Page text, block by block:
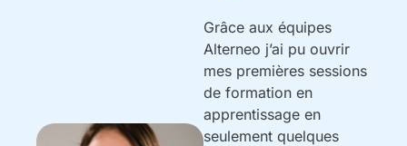
Grâce aux équipes
Alterneo j’ai pu ouvrir
mes premières sessions
de formation en
apprentissage en
seulement quelques